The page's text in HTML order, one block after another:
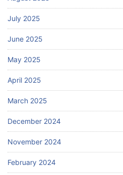
July 2025
June 2025
May 2025
April 2025
March 2025
December 2024
November 2024
February 2024